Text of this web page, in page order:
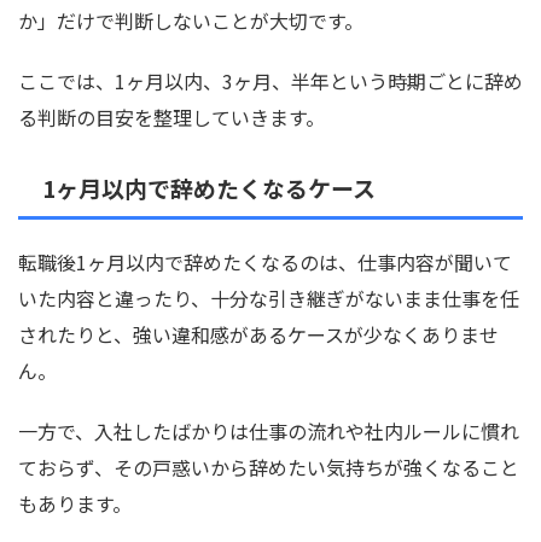
か」だけで判断しないことが大切です。
ここでは、1ヶ月以内、3ヶ月、半年という時期ごとに辞め
る判断の目安を整理していきます。
1ヶ月以内で辞めたくなるケース
転職後1ヶ月以内で辞めたくなるのは、仕事内容が聞いて
いた内容と違ったり、十分な引き継ぎがないまま仕事を任
されたりと、強い違和感があるケースが少なくありませ
ん。
一方で、入社したばかりは仕事の流れや社内ルールに慣れ
ておらず、その戸惑いから辞めたい気持ちが強くなること
もあります。